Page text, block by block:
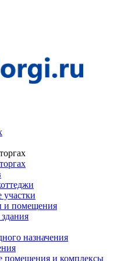
участки
и помещения
назначения
помещения и комплексы